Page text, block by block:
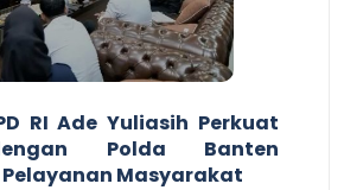
RI Ade Yuliasih Perkuat
Polda Banten
Masyarakat